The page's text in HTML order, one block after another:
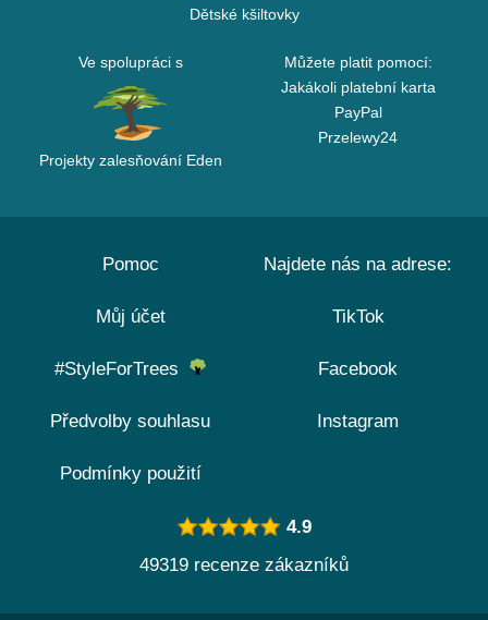
Dětské kšiltovky
Ve spolupráci s
Projekty zalesňování Eden
Můžete platit pomocí:
Jakákoli platební karta
PayPal
Przelewy24
Pomoc
Můj účet
#StyleForTrees
Předvolby souhlasu
Podmínky použití
Najdete nás na adrese:
TikTok
Facebook
Instagram
4.9
49319 recenze zákazníků